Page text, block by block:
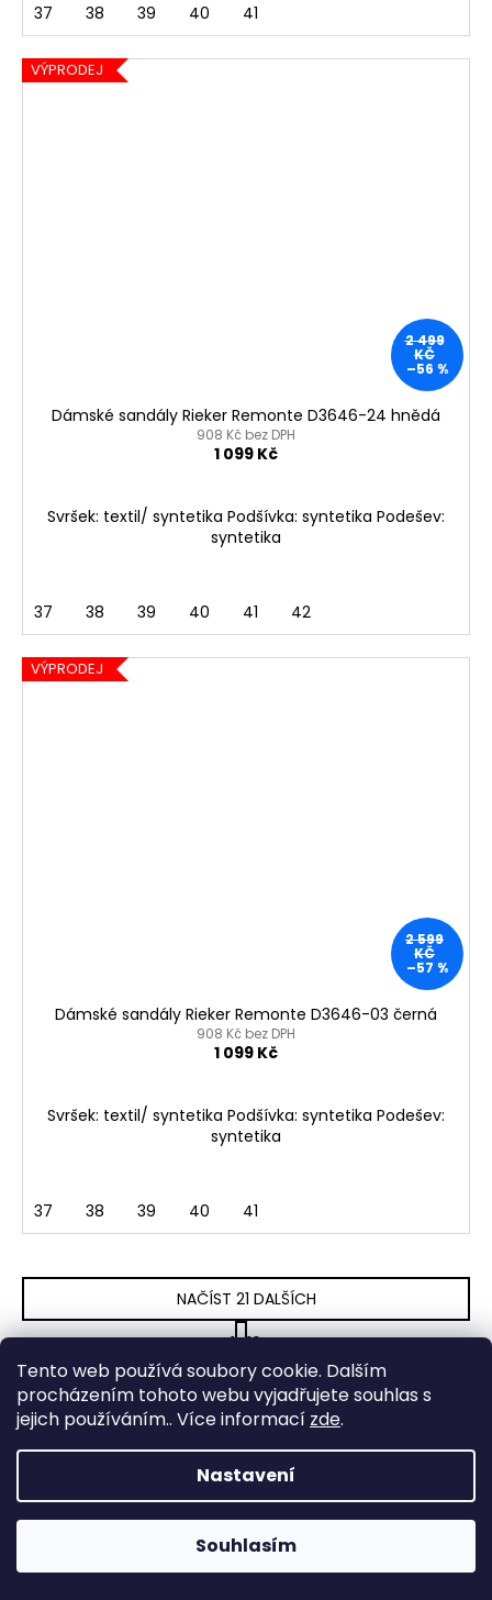
Tento web používá soubory cookie. Dalším
procházením tohoto webu vyjadřujete souhlas s
jejich používáním.. Více informací zde.
Nastavení
Souhlasím
37 38 39 40 41
VÝPRODEJ
2 499
KČ
–56 %
Dámské sandály Rieker Remonte D3646-24 hnědá
908 Kč bez DPH
1 099 Kč
Svršek: textil/ syntetika Podšívka: syntetika Podešev:
syntetika
37 38 39 40 41 42
VÝPRODEJ
2 599
KČ
–57 %
Dámské sandály Rieker Remonte D3646-03 černá
908 Kč bez DPH
1 099 Kč
Svršek: textil/ syntetika Podšívka: syntetika Podešev:
syntetika
37 38 39 40 41
O
v
l
d
a
c
í
p
r
NAČÍST 21 DALŠÍCH
S
r
á
n
k
o
v
á
n
í
1 19
386položek celkem
NAHORU
á
a
Odebírat newsletter
Nezmeškejte žádné novinky či slevy!